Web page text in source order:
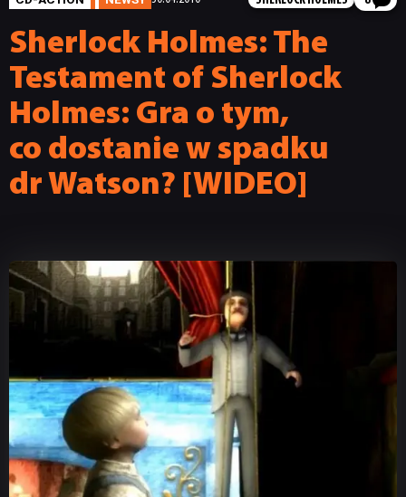
Sherlock Holmes: The
Testament of Sherlock
Holmes: Gra o tym,
co dostanie w spadku
dr Watson? [WIDEO]